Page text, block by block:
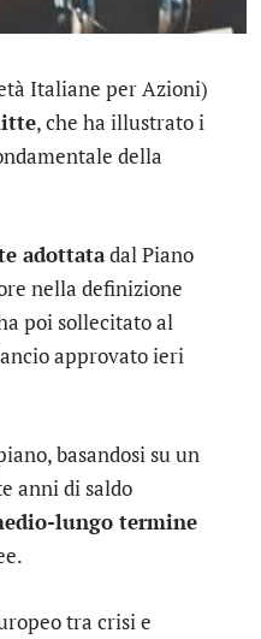
Italiane per Azioni)
, che ha illustrato i
della
adottatadal Piano
nella definizione
poi sollecitato al
approvato ieri
basandosi su un
anni di saldo
lungo termine
tra crisi e